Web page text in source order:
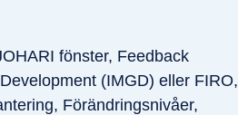
fönster, Feedback
(IMGD) eller FIRO,
Förändringsnivåer,